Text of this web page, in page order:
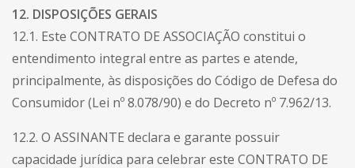
12. DISPOSIÇÕES GERAIS
12.1. Este CONTRATO DE ASSOCIAÇÃO constitui o
entendimento integral entre as partes e atende,
principalmente, às disposições do Código de Defesa do
Consumidor (Lei nº 8.078/90) e do Decreto nº 7.962/13.
12.2. O ASSINANTE declara e garante possuir
capacidade jurídica para celebrar este CONTRATO DE